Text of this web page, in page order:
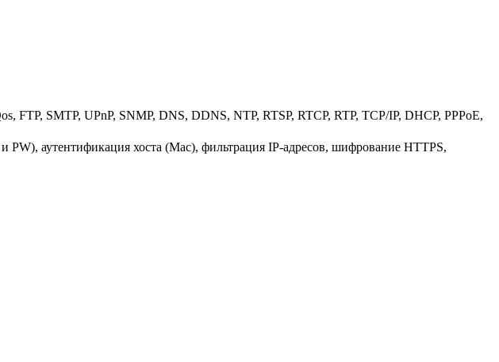
FTP, SMTP, UPnP, SNMP, DNS, DDNS, NTP, RTSP, RTCP, RTP, TCP/IP, DHCP, PPPoE,
PW), аутентификация хоста (Mac), фильтрация IP-адресов, шифрование HTTPS,